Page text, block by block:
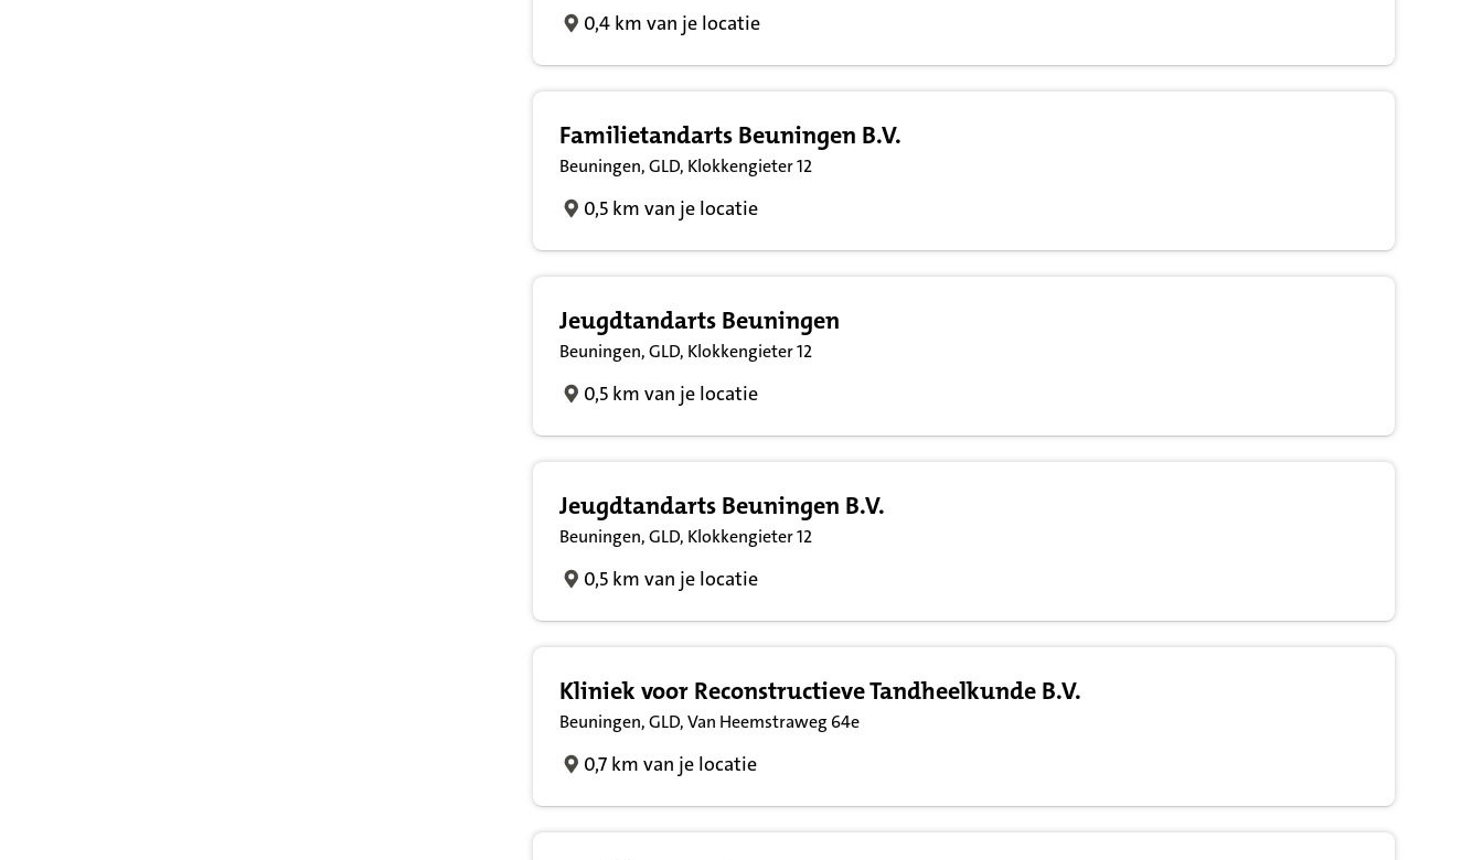
0,4 km van je locatie
Familietandarts Beuningen B.V.
Beuningen, GLD, Klokkengieter 12
0,5 km van je locatie
Jeugdtandarts Beuningen
Beuningen, GLD, Klokkengieter 12
0,5 km van je locatie
Jeugdtandarts Beuningen B.V.
Beuningen, GLD, Klokkengieter 12
0,5 km van je locatie
Kliniek voor Reconstructieve Tandheelkunde B.V.
Beuningen, GLD, Van Heemstraweg 64e
0,7 km van je locatie